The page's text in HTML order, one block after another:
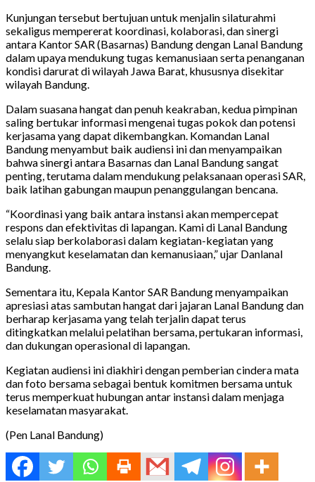
Kunjungan tersebut bertujuan untuk menjalin silaturahmi
sekaligus mempererat koordinasi, kolaborasi, dan sinergi
antara Kantor SAR (Basarnas) Bandung dengan Lanal Bandung
dalam upaya mendukung tugas kemanusiaan serta penanganan
kondisi darurat di wilayah Jawa Barat, khususnya disekitar
wilayah Bandung.
Dalam suasana hangat dan penuh keakraban, kedua pimpinan
saling bertukar informasi mengenai tugas pokok dan potensi
kerjasama yang dapat dikembangkan. Komandan Lanal
Bandung menyambut baik audiensi ini dan menyampaikan
bahwa sinergi antara Basarnas dan Lanal Bandung sangat
penting, terutama dalam mendukung pelaksanaan operasi SAR,
baik latihan gabungan maupun penanggulangan bencana.
“Koordinasi yang baik antara instansi akan mempercepat
respons dan efektivitas di lapangan. Kami di Lanal Bandung
selalu siap berkolaborasi dalam kegiatan-kegiatan yang
menyangkut keselamatan dan kemanusiaan,” ujar Danlanal
Bandung.
Sementara itu, Kepala Kantor SAR Bandung menyampaikan
apresiasi atas sambutan hangat dari jajaran Lanal Bandung dan
berharap kerjasama yang telah terjalin dapat terus
ditingkatkan melalui pelatihan bersama, pertukaran informasi,
dan dukungan operasional di lapangan.
Kegiatan audiensi ini diakhiri dengan pemberian cindera mata
dan foto bersama sebagai bentuk komitmen bersama untuk
terus memperkuat hubungan antar instansi dalam menjaga
keselamatan masyarakat.
(Pen Lanal Bandung)